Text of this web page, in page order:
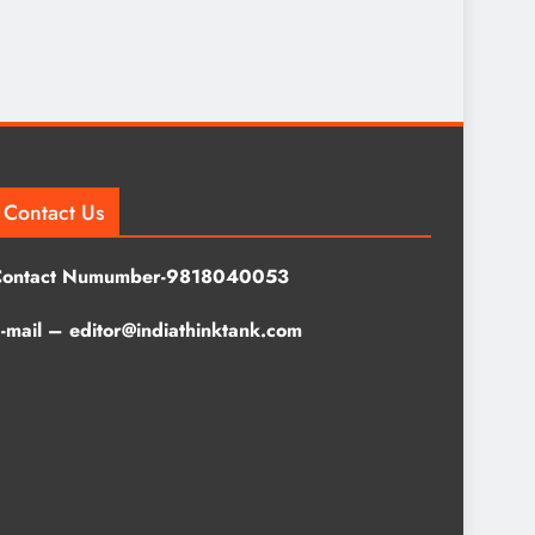
Contact Us
Numumber-9818040053
mail – editor@indiathinktank.com